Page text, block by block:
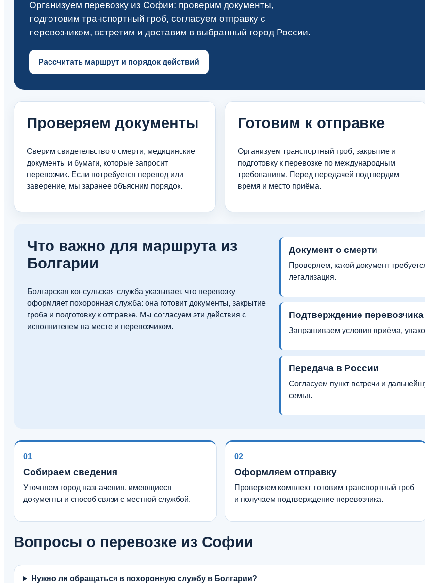
Организуем перевозку из Софии: проверим документы,
подготовим транспортный гроб, согласуем отправку с
перевозчиком, встретим и доставим в выбранный город России.
Рассчитать маршрут и порядок действий
Проверяем документы
Сверим свидетельство о смерти, медицинские
документы и бумаги, которые запросит
перевозчик. Если потребуется перевод или
заверение, мы заранее объясним порядок.
Готовим к отправке
Организуем транспортный гроб, закрытие и
подготовку к перевозке по международным
требованиям. Перед передачей подтвердим
время и место приёма.
Что важно для маршрута из
Болгарии
Болгарская консульская служба указывает, что перевозку
оформляет похоронная служба: она готовит документы, закрытие
гроба и подготовку к отправке. Мы согласуем эти действия с
исполнителем на месте и перевозчиком.
Документ о смерти
Проверяем, какой документ
легализация.
Подтверждение перевозчика
Запрашиваем условия приёма,
Передача в России
Согласуем пункт встречи и
семья.
01
Собираем сведения
Уточняем город назначения, имеющиеся
документы и способ связи с местной службой.
02
Оформляем отправку
Проверяем комплект, готовим транспортный гроб
и получаем подтверждение перевозчика.
Вопросы о перевозке из Софии
Нужно ли обращаться в похоронную службу в Болгарии?